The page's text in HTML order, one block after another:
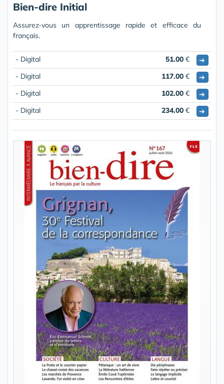
Bien-dire Initial
Assurez-vous un apprentissage rapide et efficace du
français.
- Digital 51.00 €
➔
- Digital
117.00 €
➔
- Digital
102.00 €
➔
- Digital
234.00 € ➔